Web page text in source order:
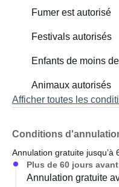
Fumer est autorisé
Festivals autorisés
Enfants de moins
Animaux autorisés
Afficher toutes les
Conditions
Annulation gratuite
Plus de 60 jours
Annulation gratuite